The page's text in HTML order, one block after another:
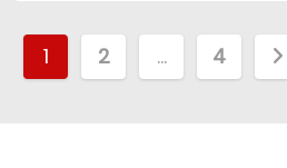
1 2 … 4